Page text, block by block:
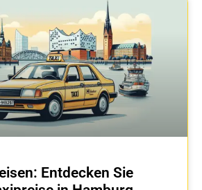
Entdecken Sie